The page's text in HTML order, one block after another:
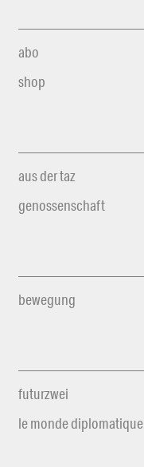
abo
shop
aus der taz
genossenschaft
bewegung
futurzwei
le monde diplomatique